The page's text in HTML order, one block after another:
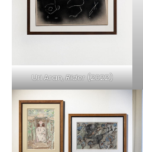
Uri Aran,Rider(2022)